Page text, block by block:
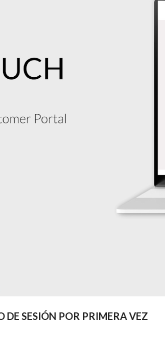
DE SESIÓN POR PRIMERA VEZ